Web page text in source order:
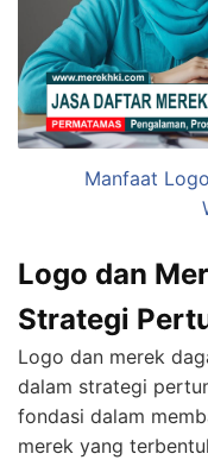
Manfaat
Logo dan
Strategi
Logo dan merek
dalam strategi
fondasi dalam
merek yang